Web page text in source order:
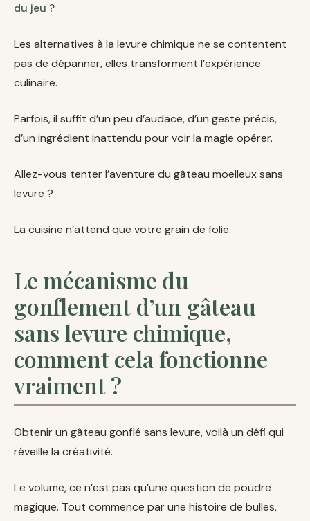
du jeu ?
Les alternatives à la levure chimique ne se contentent
pas de dépanner, elles transforment l’expérience
culinaire.
Parfois, il suffit d’un peu d’audace, d’un geste précis,
d’un ingrédient inattendu pour voir la magie opérer.
Allez-vous tenter l’aventure du gâteau moelleux sans
levure ?
La cuisine n’attend que votre grain de folie.
Le mécanisme du
gonflement d’un gâteau
sans levure chimique,
comment cela fonctionne
vraiment ?
Obtenir un gâteau gonflé sans levure, voilà un défi qui
réveille la créativité.
Le volume, ce n’est pas qu’une question de poudre
magique. Tout commence par une histoire de bulles,